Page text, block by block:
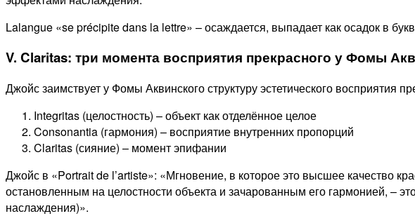
Lalangue «se précipite dans la lettre» – осаждается, выпадает как осадок в
V. Claritas: три момента восприятия прекрасного у Фомы
Джойс заимствует у Фомы Аквинского структуру эстетического восприятия
Integritas (целостность) – объект как отделённое целое
Consonantia (гармония) – восприятие внутренних пропорций
Claritas (сияние) – момент эпифании
Джойс в «Portrait de l’artiste»: «Мгновение, в которое это высшее качество
остановленным на целостности объекта и зачарованным его гармонией, –
наслаждения)».